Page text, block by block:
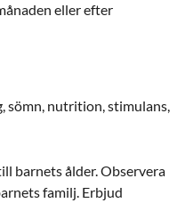
eller efter
sömn, nutrition, stimulans,
barnets ålder. Observera
familj. Erbjud